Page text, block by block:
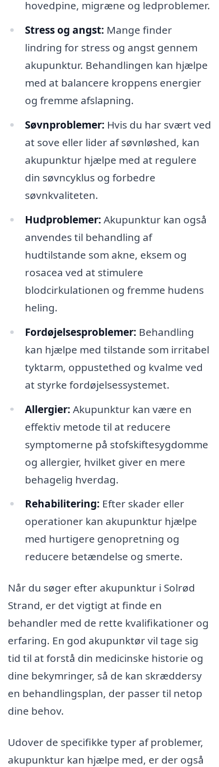
hovedpine, migræne og ledproblemer.
Stress og angst: Mange finder
lindring for stress og angst gennem
akupunktur. Behandlingen kan hjælpe
med at balancere kroppens energier
og fremme afslapning.
Søvnproblemer: Hvis du har svært ved
at sove eller lider af søvnløshed, kan
akupunktur hjælpe med at regulere
din søvncyklus og forbedre
søvnkvaliteten.
Hudproblemer: Akupunktur kan også
anvendes til behandling af
hudtilstande som akne, eksem og
rosacea ved at stimulere
blodcirkulationen og fremme hudens
heling.
Fordøjelsesproblemer: Behandling
kan hjælpe med tilstande som irritabel
tyktarm, oppustethed og kvalme ved
at styrke fordøjelsessystemet.
Allergier: Akupunktur kan være en
effektiv metode til at reducere
symptomerne på stofskiftesygdomme
og allergier, hvilket giver en mere
behagelig hverdag.
Rehabilitering: Efter skader eller
operationer kan akupunktur hjælpe
med hurtigere genopretning og
reducere betændelse og smerte.
Når du søger efter akupunktur i Solrød
Strand, er det vigtigt at finde en
behandler med de rette kvalifikationer og
erfaring. En god akupunktør vil tage sig
tid til at forstå din medicinske historie og
dine bekymringer, så de kan skræddersy
en behandlingsplan, der passer til netop
dine behov.
Udover de specifikke typer af problemer,
akupunktur kan hjælpe med, er der også